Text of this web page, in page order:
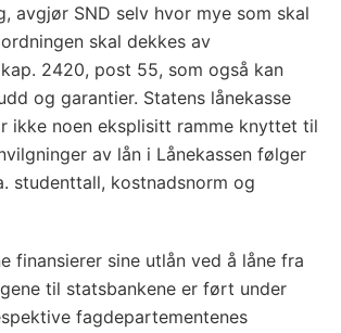
avgjør SND selv hvor mye som skal
skal dekkes av
2420, post 55, som også kan
og garantier. Statens lånekasse
ikke noen eksplisitt ramme knyttet til
av lån i Lånekassen følger
studenttall, kostnadsnorm og
finansierer sine utlån ved å låne fra
til statsbankene er ført under
fagdepartementenes